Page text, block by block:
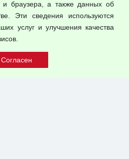
и браузера, а также данных об
Эти сведения используются
услуг и улучшения качества